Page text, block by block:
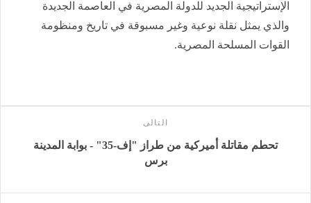
الإستراتيجية الجديد للدولة المصرية في العاصمة الجديدة
والذي يمثل نقلة نوعية وغير مسبوقة في تاريخ ومنظومة
القوات المسلحة المصرية.
التالى
تحطم مقاتلة أميركية من طراز "إف-35" - بوابة المدينة
برس